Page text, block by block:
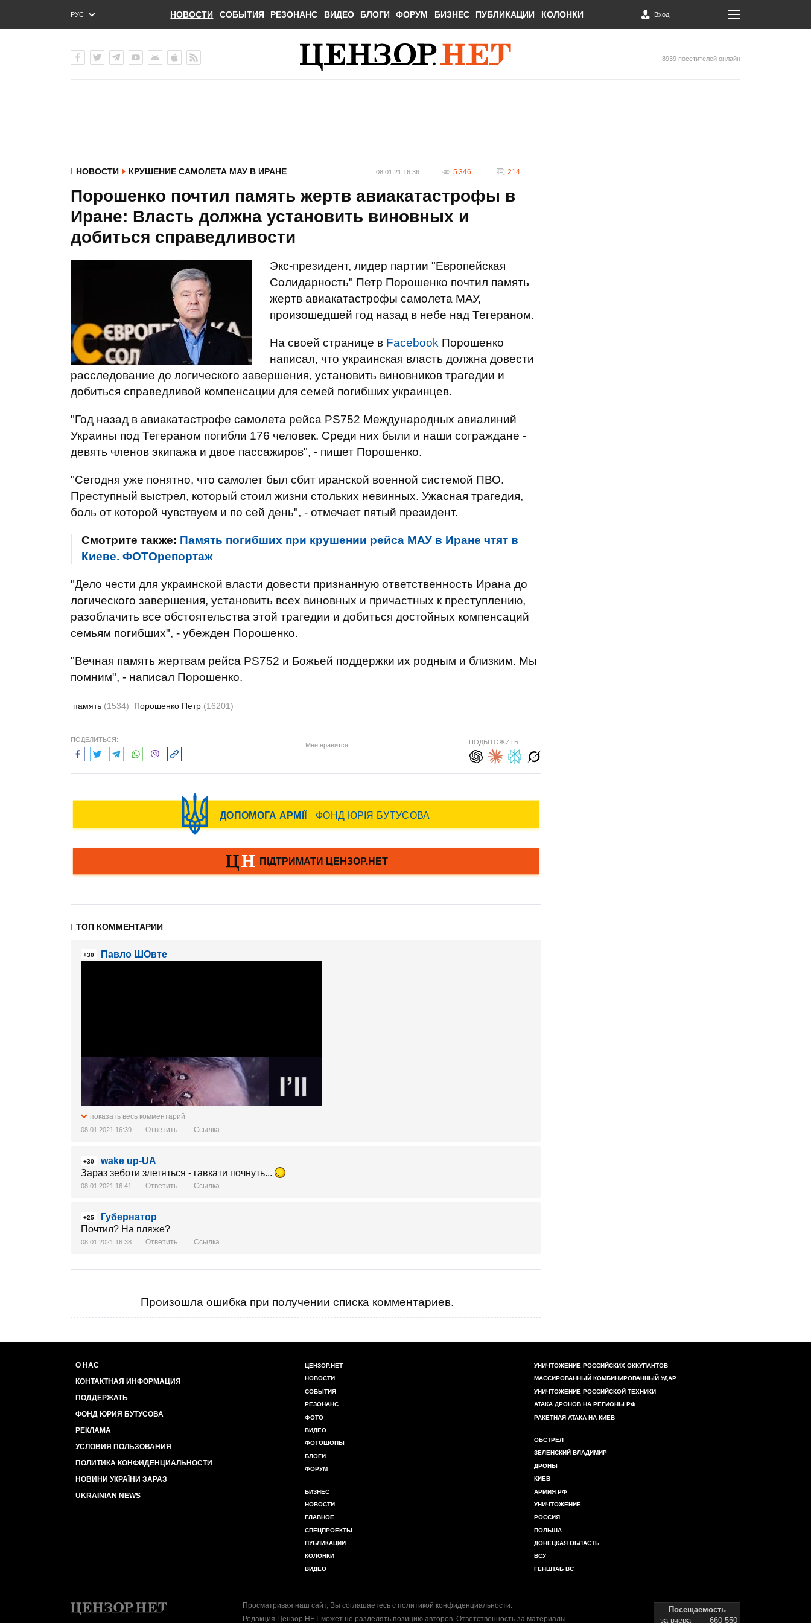
РУС
ENG
НОВОСТИ СОБЫТИЯ РЕЗОНАНС ВИДЕО БЛОГИ ФОРУМ БИЗНЕС ПУБЛИКАЦИИ КОЛОНКИ Вход
8939 посетителей онлайн
НОВОСТИ КРУШЕНИЕ САМОЛЕТА МАУ В ИРАНЕ 08.01.21 16:36 5 346 214
Порошенко почтил память жертв авиакатастрофы в
Иране: Власть должна установить виновных и
добиться справедливости
Экс-президент, лидер партии "Европейская
Солидарность" Петр Порошенко почтил память
жертв авиакатастрофы самолета МАУ,
произошедшей год назад в небе над Тегераном.
На своей странице в Facebook Порошенко
написал, что украинская власть должна довести
расследование до логического завершения, установить виновников трагедии и
добиться справедливой компенсации для семей погибших украинцев.
"Год назад в авиакатастрофе самолета рейса PS752 Международных авиалиний
Украины под Тегераном погибли 176 человек. Среди них были и наши сограждане -
девять членов экипажа и двое пассажиров", - пишет Порошенко.
"Сегодня уже понятно, что самолет был сбит иранской военной системой ПВО.
Преступный выстрел, который стоил жизни стольких невинных. Ужасная трагедия,
боль от которой чувствуем и по сей день", - отмечает пятый президент.
Смотрите также: Память погибших при крушении рейса МАУ в Иране чтят в
Киеве. ФОТОрепортаж
"Дело чести для украинской власти довести признанную ответственность Ирана до
логического завершения, установить всех виновных и причастных к преступлению,
разоблачить все обстоятельства этой трагедии и добиться достойных компенсаций
семьям погибших", - убежден Порошенко.
"Вечная память жертвам рейса PS752 и Божьей поддержки их родным и близким. Мы
помним", - написал Порошенко.
память (1534) Порошенко Петр (16201)
ПОДЕЛИТЬСЯ:
Мне нравится ПОДЫТОЖИТЬ:
ТОП КОММЕНТАРИИ
+30 Павло ШОвте
показать весь комментарий
08.01.2021 16:39 Ответить Ссылка
+30
wake up-UA
Зараз зеботи злетяться - гавкати почнуть...
08.01.2021 16:41 Ответить Ссылка
+25
Губернатор
Почтил? На пляже?
08.01.2021 16:38 Ответить Ссылка
Произошла ошибка при получении списка комментариев.
О НАС
КОНТАКТНАЯ ИНФОРМАЦИЯ
ПОДДЕРЖАТЬ
ФОНД ЮРИЯ БУТУСОВА
РЕКЛАМА
УСЛОВИЯ ПОЛЬЗОВАНИЯ
ПОЛИТИКА КОНФИДЕНЦИАЛЬНОСТИ
НОВИНИ УКРАЇНИ ЗАРАЗ
UKRAINIAN NEWS
ЦЕНЗОР.НЕТ
НОВОСТИ
СОБЫТИЯ
РЕЗОНАНС
ФОТО
ВИДЕО
ФОТОШОПЫ
БЛОГИ
ФОРУМ
БИЗНЕС
НОВОСТИ
ГЛАВНОЕ
СПЕЦПРОЕКТЫ
ПУБЛИКАЦИИ
КОЛОНКИ
ВИДЕО
УНИЧТОЖЕНИЕ РОССИЙСКИХ ОККУПАНТОВ
МАССИРОВАННЫЙ КОМБИНИРОВАННЫЙ УДАР
УНИЧТОЖЕНИЕ РОССИЙСКОЙ ТЕХНИКИ
АТАКА ДРОНОВ НА РЕГИОНЫ РФ
РАКЕТНАЯ АТАКА НА КИЕВ
ОБСТРЕЛ
ЗЕЛЕНСКИЙ ВЛАДИМИР
ДРОНЫ
КИЕВ
АРМИЯ РФ
УНИЧТОЖЕНИЕ
РОССИЯ
ПОЛЬША
ДОНЕЦКАЯ ОБЛАСТЬ
ВСУ
ГЕНШТАБ ВС
Просматривая наш сайт, Вы соглашаетесь с политикой конфиденциальности.
Редакция Цензор.НЕТ может не разделять позицию авторов. Ответственность за материалы
Посещаемость
за вчера
660 550